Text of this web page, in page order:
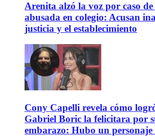
Arenita alzó la voz por caso
abusada en colegio: Acusan
justicia y el establecimiento
Cony Capelli revela cómo
Gabriel Boric la felicitara por
embarazo: Hubo un personaje